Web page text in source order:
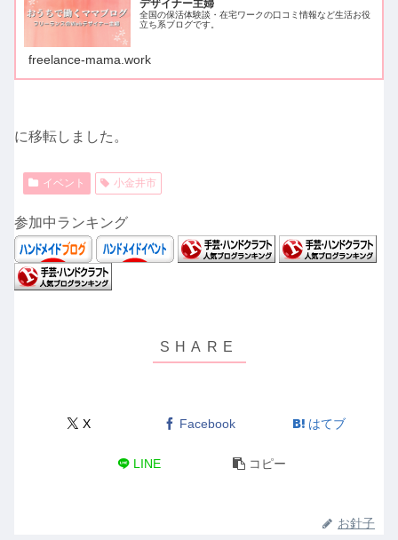
デザイナー主婦
全国の保活体験談・在宅ワークの口コミ情報など生活お役
立ち系ブログです。
freelance-mama.work
に移転しました。
イベント 小金井市
参加中ランキング
X Facebook はてブ
LINE コピー
お針子